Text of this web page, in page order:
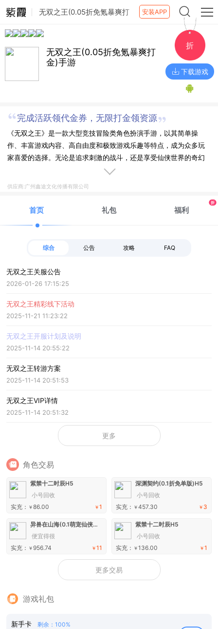
无双之王(0.05折免氪暴爽打
金)手游
安装APP
无双之王(0.05折免氪暴爽打
金)手游
折
下载游戏
完成活跃领代金券，无限打金领资源
《无双之王》是一款大型竞技冒险类角色扮演手游，以其简单操
作、丰富游戏内容、高自由度和极致游戏乐趣等特点，成为众多玩
家喜爱的选择。无论是追求刺激的战斗，还是享受仙侠世界的奇幻
冒险，这款游戏都能够满足玩家的需求。快来下载《无双之王》，
供应商:广州鑫途文化传播有限公司
首页 礼包 福利
折
综合 公告 攻略 FAQ
无双之王关服公告
2026-01-26 17:15:25
无双之王精彩线下活动
2025-11-21 11:23:22
无双之王开服计划及说明
2025-11-14 20:55:22
无双之王转游方案
2025-11-14 20:51:53
无双之王VIP详情
2025-11-14 20:51:32
更多
角色交易
紫禁十二时辰H5
小号回收
￥1
实充： ￥86.00
深渊契约(0.1折免单版)H5
小号回收
￥ 3
实充： ￥457.30
异兽在山海(0.1萌宠仙侠高爆版)H5
便宜得很
￥11
实充： ￥956.74
紫禁十二时辰H5
小号回收
￥1
实充： ￥136.00
更多交易
游戏礼包
新手卡
剩余：100%